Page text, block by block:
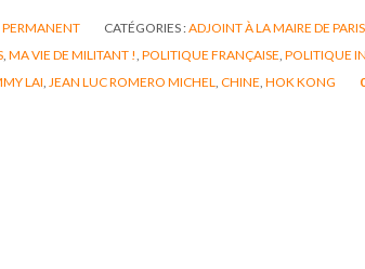
PERMANENT CATÉGORIES :ADJOINT À LA MAIRE DE PARIS
, MA VIE DE MILITANT !, POLITIQUE FRANÇAISE, POLITIQUE
LAI, JEAN LUC ROMERO MICHEL, CHINE, HOK KONG